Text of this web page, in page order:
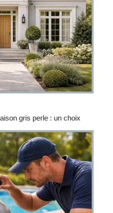
gris perle : un choix